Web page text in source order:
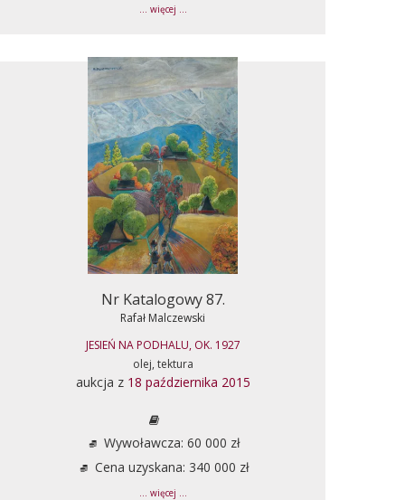
... więcej ...
Nr Katalogowy 87.
Rafał Malczewski
JESIEŃ NA PODHALU, OK. 1927
olej, tektura
aukcja z 18 października 2015
Wywoławcza: 60 000 zł
Cena uzyskana: 340 000 zł
... więcej ...